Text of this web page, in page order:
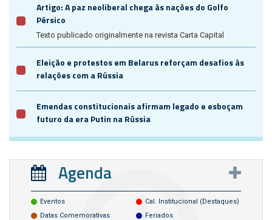
Artigo: A paz neoliberal chega às nações do Golfo
Pérsico
Texto publicado originalmente na revista Carta Capital
Eleição e protestos em Belarus reforçam desafios às
relações com a Rússia
Emendas constitucionais afirmam legado e esboçam
futuro da era Putin na Rússia
Agenda
Eventos
Cal. Institucional (destaques)
Datas Comemorativas
Feriados